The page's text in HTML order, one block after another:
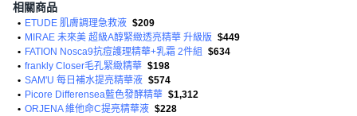
相關商品
• ETUDE 肌膚調理急救液 $209
• MIRAE 未來美 超級A醇緊緻透亮精華 升級版 $449
• FATION Nosca9抗痘護理精華+乳霜 2件組
$634
• frankly Closer毛孔緊緻精華 $198
• SAM'U 每日補水提亮精華液 $574
• Picore Differensea藍色發酵精華 $1,312
• ORJENA 維他命C提亮精華液 $228